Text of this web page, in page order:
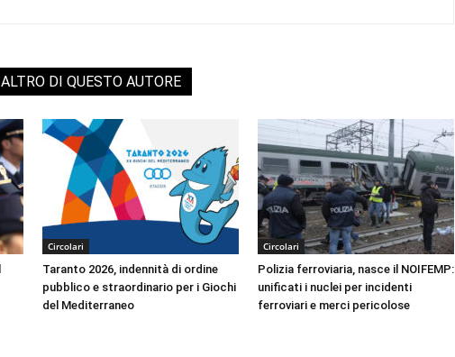
ALTRO DI QUESTO AUTORE
Circolari
Taranto 2026, indennità di ordine
pubblico e straordinario per i Giochi
del Mediterraneo
Circolari
Polizia ferroviaria, nasce il NOIFEMP:
unificati i nuclei per incidenti
ferroviari e merci pericolose